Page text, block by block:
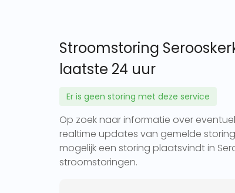
Stroomstoring
laatste 24 uur
Er is geen storing met deze service
Op zoek naar informatie over
realtime updates van gemelde
mogelijk een storing plaatsvindt in
stroomstoringen.